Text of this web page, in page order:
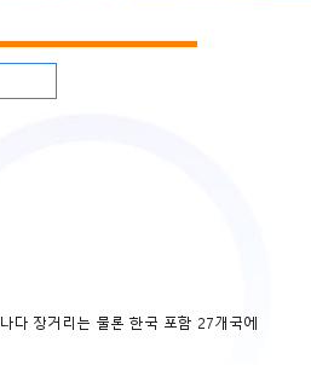
다 장거리는 물론 한국 포함 27개국에